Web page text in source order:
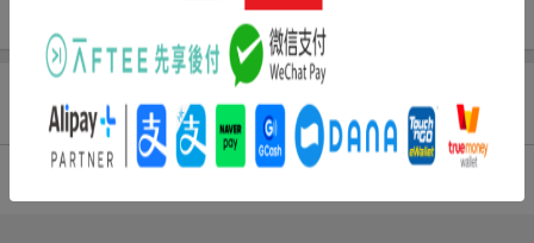
商品レビュー（14件）